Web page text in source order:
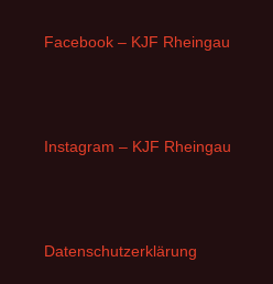
Facebook – KJF Rheingau
Instagram – KJF Rheingau
Datenschutzerklärung